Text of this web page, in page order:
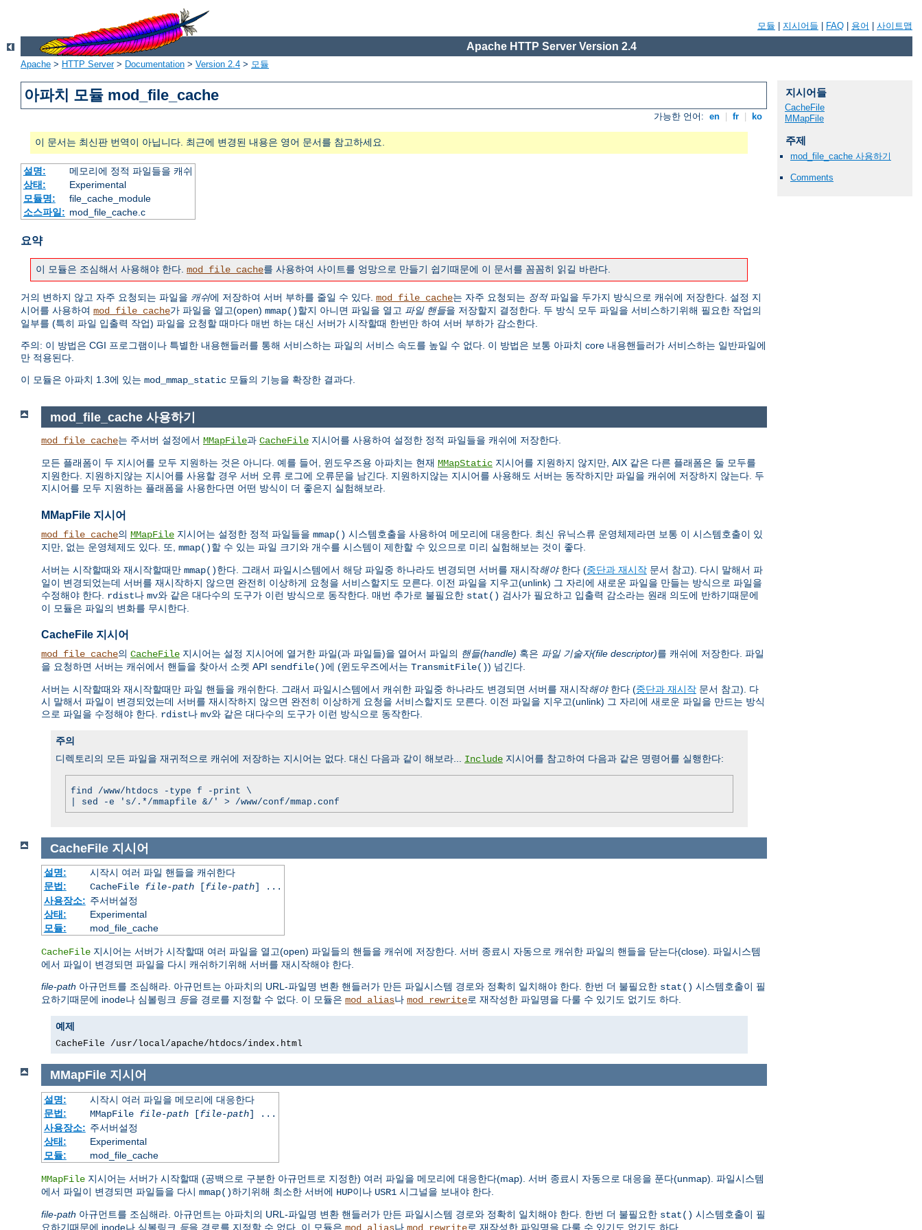
모듈 지시어들 FAQ 용어 사이트맵
Apache HTTP Server Version 2.4
Apache > HTTP Server> Documentation > Version 2.4 > 모듈
아파치 모듈 mod_file_cache
가능한 언어: en fr ko
이 문서는 최신판 번역이 아닙니다. 최근에 변경된 내용은 영어 문서를 참고하세요.
설명:
메모리에 정적 파일들을 캐쉬
상태:
Experimental
모듈명:
file_cache_module
소스파일: mod_file_cache.c
요약
이 모듈은 조심해서 사용해야 한다. mod_file_cache를 사용하여 사이트를 엉망으로 만들기 쉽기때문에 이 문서를 꼼꼼히 읽길 바란다.
거의 변하지 않고 자주 요청되는 파일을 캐쉬에 저장하여 서버 부하를 줄일 수 있다. mod_file_cache는 자주 요청되는 정적파일을 두가지 방식으로 캐쉬에 저장한다. 설정 지
시어를 사용하여 mod_file_cache가 파일을 열고(open) mmap()할지 아니면 파일을 열고 파일 핸들을 저장할지 결정한다. 두 방식 모두 파일을 서비스하기위해 필요한 작업의
일부를 (특히 파일 입출력 작업) 파일을 요청할 때마다 매번 하는 대신 서버가 시작할때 한번만 하여 서버 부하가 감소한다.
주의: 이 방법은 CGI 프로그램이나 특별한 내용핸들러를 통해 서비스하는 파일의 서비스 속도를 높일 수 없다. 이 방법은 보통 아파치 core 내용핸들러가 서비스하는 일반파일에
만 적용된다.
이 모듈은 아파치 1.3에 있는 mod_mmap_static 모듈의 기능을 확장한 결과다.
지시어들
CacheFile
MMapFile
주제
mod_file_cache 사용하기
Comments
mod_file_cache 사용하기
mod_file_cache는 주서버 설정에서 MMapFile과 CacheFile 지시어를 사용하여 설정한 정적 파일들을 캐쉬에 저장한다.
모든 플래폼이 두 지시어를 모두 지원하는 것은 아니다. 예를 들어, 윈도우즈용 아파치는 현재 MMapStatic 지시어를 지원하지 않지만, AIX 같은 다른 플래폼은 둘 모두를
지원한다. 지원하지않는 지시어를 사용할 경우 서버 오류 로그에 오류문을 남긴다. 지원하지않는 지시어를 사용해도 서버는 동작하지만 파일을 캐쉬에 저장하지 않는다. 두
지시어를 모두 지원하는 플래폼을 사용한다면 어떤 방식이 더 좋은지 실험해보라.
MMapFile 지시어
mod_file_cache의 MMapFile 지시어는 설정한 정적 파일들을 mmap() 시스템호출을 사용하여 메모리에 대응한다. 최신 유닉스류 운영체제라면 보통 이 시스템호출이 있
지만, 없는 운영체제도 있다. 또, mmap()할 수 있는 파일 크기와 개수를 시스템이 제한할 수 있으므로 미리 실험해보는 것이 좋다.
서버는 시작할때와 재시작할때만 mmap()한다. 그래서 파일시스템에서 해당 파일중 하나라도 변경되면 서버를 재시작해야한다 (중단과 재시작 문서 참고). 다시 말해서 파
일이 변경되었는데 서버를 재시작하지 않으면 완전히 이상하게 요청을 서비스할지도 모른다. 이전 파일을 지우고(unlink) 그 자리에 새로운 파일을 만들는 방식으로 파일을
수정해야 한다. rdist나 mv와 같은 대다수의 도구가 이런 방식으로 동작한다. 매번 추가로 불필요한 stat() 검사가 필요하고 입출력 감소라는 원래 의도에 반하기때문에
이 모듈은 파일의 변화를 무시한다.
CacheFile 지시어
mod_file_cache의 CacheFile 지시어는 설정 지시어에 열거한 파일(과 파일들)을 열어서 파일의 핸들(handle) 혹은 파일 기술자(file descriptor)를 캐쉬에 저장한다. 파일
을 요청하면 서버는 캐쉬에서 핸들을 찾아서 소켓 API sendfile()에 (윈도우즈에서는 TransmitFile()) 넘긴다.
서버는 시작할때와 재시작할때만 파일 핸들을 캐쉬한다. 그래서 파일시스템에서 캐쉬한 파일중 하나라도 변경되면 서버를 재시작해야한다 (중단과 재시작 문서 참고). 다
시 말해서 파일이 변경되었는데 서버를 재시작하지 않으면 완전히 이상하게 요청을 서비스할지도 모른다. 이전 파일을 지우고(unlink) 그 자리에 새로운 파일을 만드는 방식
으로 파일을 수정해야 한다. rdist나 mv와 같은 대다수의 도구가 이런 방식으로 동작한다.
주의
디렉토리의 모든 파일을 재귀적으로 캐쉬에 저장하는 지시어는 없다. 대신 다음과 같이 해보라... Include 지시어를 참고하여 다음과 같은 명령어를 실행한다:
find /www/htdocs -type f -print \
| sed -e 's/.*/mmapfile &/' > /www/conf/mmap.conf
CacheFile 지시어
설명:
시작시 여러 파일 핸들을 캐쉬한다
문법:
CacheFile file-path[file-path] ...
사용장소: 주서버설정
상태:
Experimental
모듈:
mod_file_cache
CacheFile 지시어는 서버가 시작할때 여러 파일을 열고(open) 파일들의 핸들을 캐쉬에 저장한다. 서버 종료시 자동으로 캐쉬한 파일의 핸들을 닫는다(close). 파일시스템
에서 파일이 변경되면 파일을 다시 캐쉬하기위해 서버를 재시작해야 한다.
file-path 아규먼트를 조심해라. 아규먼트는 아파치의 URL-파일명 변환 핸들러가 만든 파일시스템 경로와 정확히 일치해야 한다. 한번 더 불필요한 stat() 시스템호출이 필
요하기때문에 inode나 심볼링크 등을 경로를 지정할 수 없다. 이 모듈은 mod_alias나 mod_rewrite로 재작성한 파일명을 다룰 수 있기도 없기도 하다.
예제
CacheFile /usr/local/apache/htdocs/index.html
MMapFile 지시어
설명:
시작시 여러 파일을 메모리에 대응한다
문법:
MMapFile file-path[file-path] ...
사용장소: 주서버설정
상태:
Experimental
모듈:
mod_file_cache
MMapFile 지시어는 서버가 시작할때 (공백으로 구분한 아규먼트로 지정한) 여러 파일을 메모리에 대응한다(map). 서버 종료시 자동으로 대응을 푼다(unmap). 파일시스템
에서 파일이 변경되면 파일들을 다시 mmap()하기위해 최소한 서버에 HUP이나 USR1 시그널을 보내야 한다.
file-path 아규먼트를 조심해라. 아규먼트는 아파치의 URL-파일명 변환 핸들러가 만든 파일시스템 경로와 정확히 일치해야 한다. 한번 더 불필요한 stat() 시스템호출이 필
요하기때문에 inode나 심볼링크 등을 경로를 지정할 수 없다. 이 모듈은 mod_alias나 mod_rewrite로 재작성한 파일명을 다룰 수 있기도 없기도 하다.